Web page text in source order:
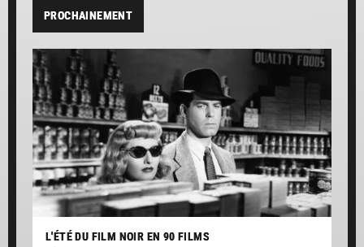
PROCHAINEMENT
L'ÉTÉ DU FILM NOIR EN 90 FILMS